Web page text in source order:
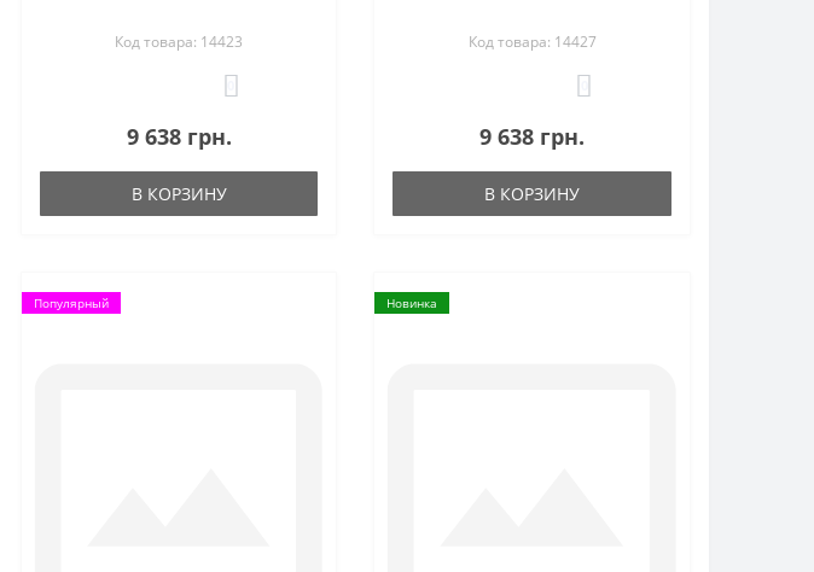
Код товара: 14423
9 638 грн.
В КОРЗИНУ
Код товара: 14427
9 638 грн.
В КОРЗИНУ
Популярный Новинка